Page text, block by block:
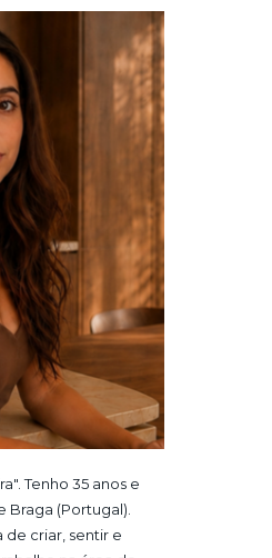
Tenho 35 anos e
Braga (Portugal).
criar, sentir e